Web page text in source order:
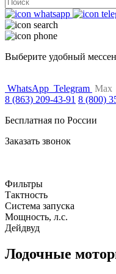
for:
Выберите удобный
WhatsApp Telegram Max
8 (863) 209-43-91 8 (800)
Бесплатная по России
Заказать звонок
Фильтры
Тактность
Система запуска
Мощность, л.с.
Дейдвуд
Лодочные